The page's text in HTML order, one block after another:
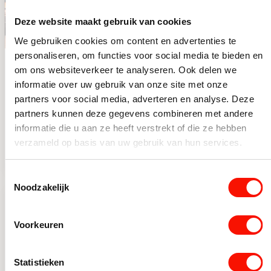
Deze website maakt gebruik van cookies
We gebruiken cookies om content en advertenties te
personaliseren, om functies voor social media te bieden en
om ons websiteverkeer te analyseren. Ook delen we
informatie over uw gebruik van onze site met onze
partners voor social media, adverteren en analyse. Deze
partners kunnen deze gegevens combineren met andere
informatie die u aan ze heeft verstrekt of die ze hebben
verzameld op basis van uw gebruik van hun services.
Noodzakelijk
Voorkeuren
Statistieken
Chique 4-lichts
plafondlamp zwart
met smoke glas
vierkant
Op voorraad
99,99
Oorspronkelijke prijs was: 99,99.
79,99
Huidige prijs is: 79,99.
Chique 4-lichts plafondlamp zwart met smoke glas
Chique 8-lichts
hanglamp zwart
met goud
Beperkt op voorraad
439,95
Oorspronkelijke prijs was:
Huidige prijs is: 299,95.
Chique 8-lichts hanglamp
-38%